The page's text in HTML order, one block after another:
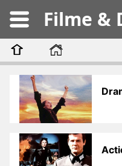
Filme &